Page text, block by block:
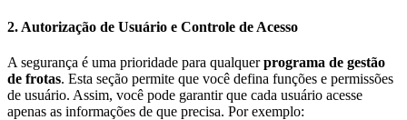
2. Autorização de Usuário e Controle de Acesso
A segurança é uma prioridade para qualquerprograma de gestão
de frotas. Esta seção permite que você defina funções e permissões
de usuário. Assim, você pode garantir que cada usuário acesse
apenas as informações de que precisa. Por exemplo: